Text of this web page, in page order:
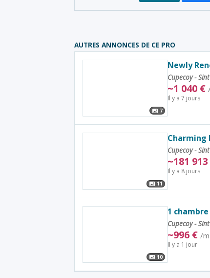
AUTRES ANNONCES DE CE PRO
7
Newly
Cupecoy -
~1 040 €
Il y a 7 jours
11
Charming
Cupecoy -
~181 913
Il y a 8 jours
10
1
Cupecoy -
~996 € /
Il y a 1 jour